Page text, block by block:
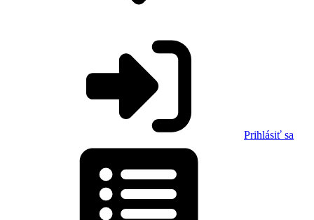
Prihlásiť sa